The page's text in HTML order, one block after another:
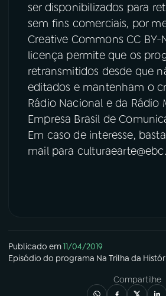
ser disponibilizados para
sem fins comerciais, por
Creative Commons CC BY-
licença permite que os
retransmitidos desde que
editados e mantenham o
Rádio Nacional e da Rádio
Empresa Brasil de
Em caso de interesse,
mail para
Publicado em11/04/2019
Episódio do programa Na Trilha da
Compartilhe